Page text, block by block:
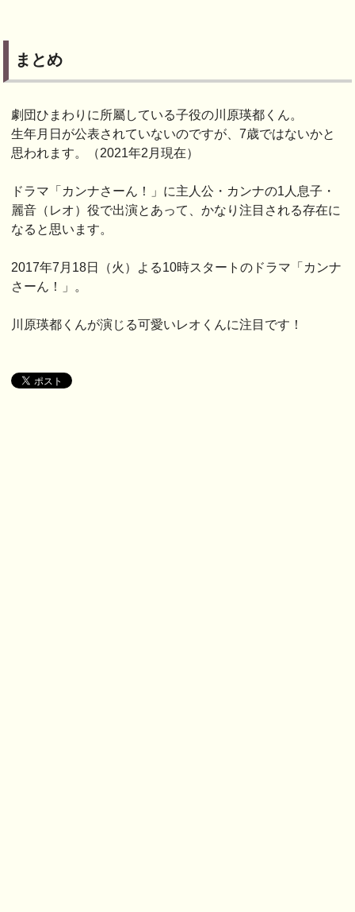
まとめ
劇団ひまわりに所屬している子役の川原瑛都くん。
生年月日が公表されていないのですが、7歳ではないかと
思われます。（2021年2月現在）
ドラマ「カンナさーん！」に主人公・カンナの1人息子・
麗音（レオ）役で出演とあって、かなり注目される存在に
なると思います。
2017年7月18日（火）よる10時スタートのドラマ「カンナ
さーん！」。
川原瑛都くんが演じる可愛いレオくんに注目です！